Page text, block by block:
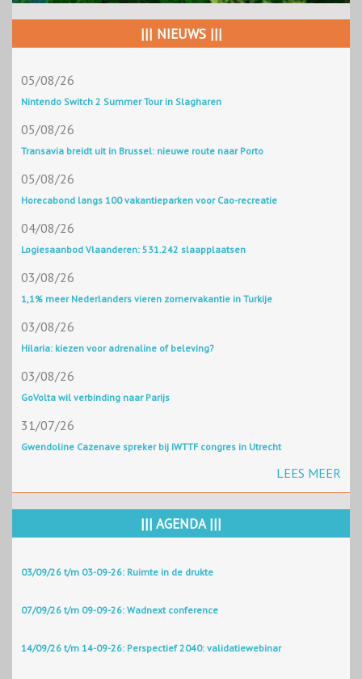
||| NIEUWS |||
05/08/26
Nintendo Switch 2 Summer Tour in Slagharen
05/08/26
Transavia breidt uit in Brussel: nieuwe route naar Porto
05/08/26
Horecabond langs 100 vakantieparken voor Cao-recreatie
04/08/26
Logiesaanbod Vlaanderen: 531.242 slaapplaatsen
03/08/26
1,1% meer Nederlanders vieren zomervakantie in Turkije
03/08/26
Hilaria: kiezen voor adrenaline of beleving?
03/08/26
GoVolta wil verbinding naar Parijs
31/07/26
Gwendoline Cazenave spreker bij IWTTF congres in Utrecht
LEES MEER
||| AGENDA |||
03/09/26 t/m 03-09-26: Ruimte in de drukte
07/09/26 t/m 09-09-26: Wadnext conference
14/09/26 t/m 14-09-26: Perspectief 2040: validatiewebinar